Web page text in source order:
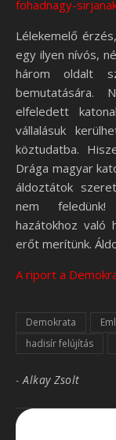
fohadnagy-
Lélekemelő
egy ilyen nívós,
három oldalt
bemutatására.
elfeledett
vállalásuk
köztudatba.
Drága magyar
áldoztátok
nem feledünk!
hazátokhoz való
erőt merítünk.
A riport a
Demokrata
hadisír felújítás
-Alkay Zsolt